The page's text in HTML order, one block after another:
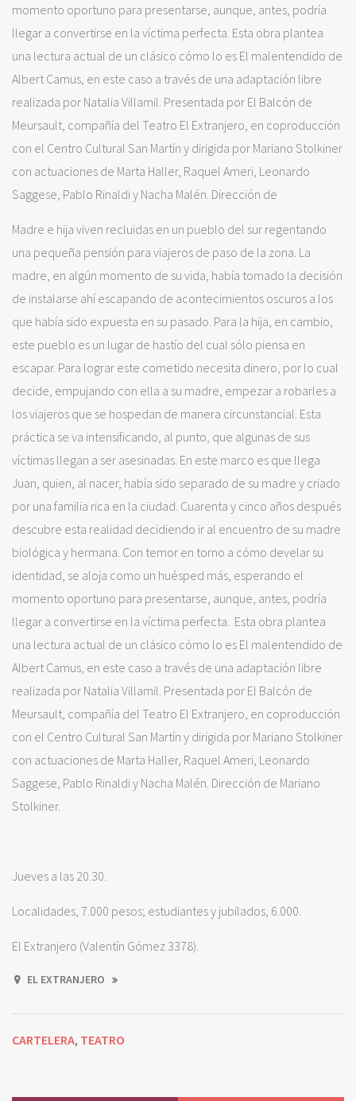
momento oportuno para presentarse, aunque, antes, podría
llegar a convertirse en la víctima perfecta. Esta obra plantea
una lectura actual de un clásico cómo lo es El malentendido de
Albert Camus, en este caso a través de una adaptación libre
realizada por Natalia Villamil. Presentada por El Balcón de
Meursault, compañía del Teatro El Extranjero, en coproducción
con el Centro Cultural San Martín y dirigida por Mariano Stolkiner
con actuaciones de Marta Haller, Raquel Ameri, Leonardo
Saggese, Pablo Rinaldi y Nacha Malén. Dirección de
Madre e hija viven recluidas en un pueblo del sur regentando
una pequeña pensión para viajeros de paso de la zona. La
madre, en algún momento de su vida, había tomado la decisión
de instalarse ahí escapando de acontecimientos oscuros a los
que había sido expuesta en su pasado. Para la hija, en cambio,
este pueblo es un lugar de hastío del cual sólo piensa en
escapar. Para lograr este cometido necesita dinero, por lo cual
decide, empujando con ella a su madre, empezar a robarles a
los viajeros que se hospedan de manera circunstancial. Esta
práctica se va intensificando, al punto, que algunas de sus
víctimas llegan a ser asesinadas. En este marco es que llega
Juan, quien, al nacer, había sido separado de su madre y criado
por una familia rica en la ciudad. Cuarenta y cinco años después
descubre esta realidad decidiendo ir al encuentro de su madre
biológica y hermana. Con temor en torno a cómo develar su
identidad, se aloja como un huésped más, esperando el
momento oportuno para presentarse, aunque, antes, podría
llegar a convertirse en la víctima perfecta. Esta obra plantea
una lectura actual de un clásico cómo lo es El malentendido de
Albert Camus, en este caso a través de una adaptación libre
realizada por Natalia Villamil. Presentada por El Balcón de
Meursault, compañía del Teatro El Extranjero, en coproducción
con el Centro Cultural San Martín y dirigida por Mariano Stolkiner
con actuaciones de Marta Haller, Raquel Ameri, Leonardo
Saggese, Pablo Rinaldi y Nacha Malén. Dirección de Mariano
Stolkiner.
Jueves a las 20.30.
Localidades, 7.000 pesos; estudiantes y jubilados, 6.000.
El Extranjero (Valentín Gómez 3378).
EL EXTRANJERO
CARTELERA, TEATRO